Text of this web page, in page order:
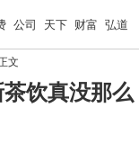
公司 天下 财富 弘道
文
饮真没那么